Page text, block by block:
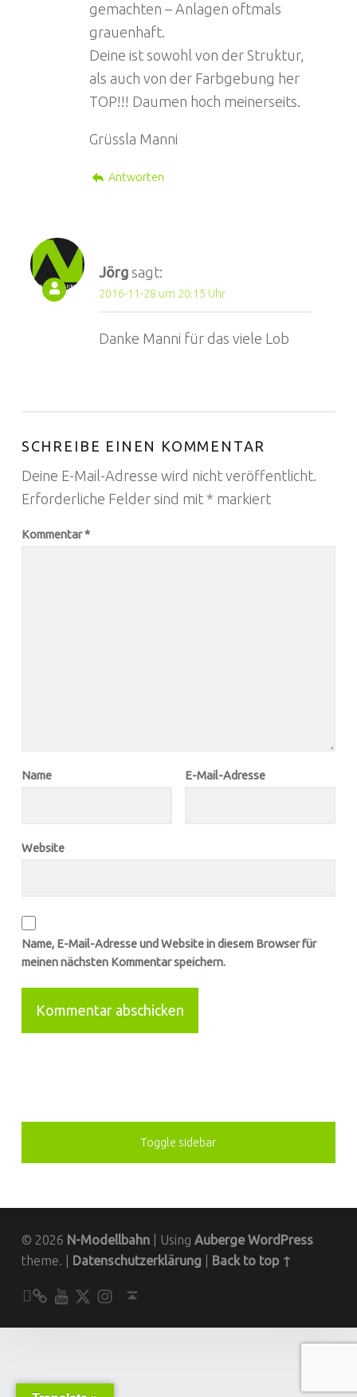
gemachten – Anlagen oftmals
grauenhaft.
Deine ist sowohl von der Struktur,
als auch von der Farbgebung her
TOP!!! Daumen hoch meinerseits.
Grüssla Manni
Antworten
Jörg sagt:
2016-11-28 um 20:15 Uhr
Danke Manni für das viele Lob
SCHREIBE EINEN KOMMENTAR
Deine E-Mail-Adresse wird nicht veröffentlicht.
Erforderliche Felder sind mit * markiert
Kommentar*
Name E-Mail-Adresse
Website
Name, E-Mail-Adresse und Website in diesem Browser für
meinen nächsten Kommentar speichern.
SIDEBAR
Toggle sidebar
© 2026 N-Modellbahn Using Auberge WordPress
theme.
Datenschutzerklärung Back to top ↑
Kontakt zu N-Modellbahn.de
Unser YouTube-Kanalfolgt uns auf TwitterBesucht uns bei Instagram